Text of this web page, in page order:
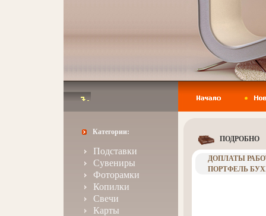
Категории:
Подставки
Сувениры
Фоторамки
Копилки
Свечи
Карты
ПОДРОБНО
ДОПЛАТЫ
ПОРТФЕЛЬ